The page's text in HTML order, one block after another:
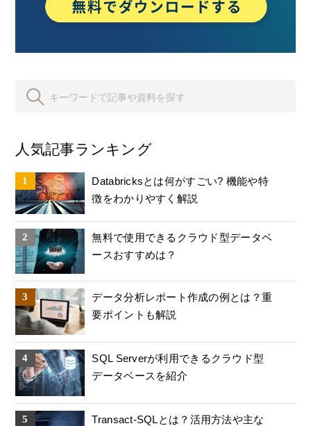
人気記事ランキング
Databricksとは何がすごい? 機能や特
徴をわかりやすく解説
無料で使用できるクラウド型データベ
ースおすすめは？
データ分析レポート作成の例とは？重
要ポイントも解説
SQL Serverが利用できるクラウド型
データベースを紹介
Transact-SQLとは？活用方法や主な